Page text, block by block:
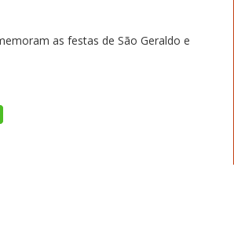
as festas de São Geraldo e